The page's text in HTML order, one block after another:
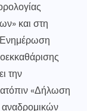
και στη
την
«Δήλωση